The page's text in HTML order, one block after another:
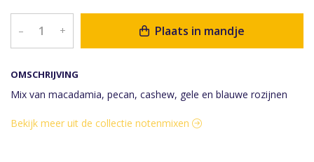
OMSCHRIJVING
Mix van macadamia, pecan, cashew, gele en blauwe rozijnen
– + Plaats in mandje
Bekijk meer uit de collectie notenmixen